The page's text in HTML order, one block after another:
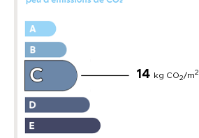
14 kg CO2/m2